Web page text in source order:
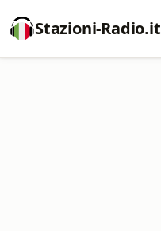
Stazioni-Radio.it